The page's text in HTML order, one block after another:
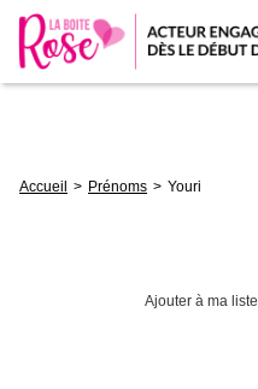
d'Ariane
Accueil Prénoms Youri
Ajouter à ma liste